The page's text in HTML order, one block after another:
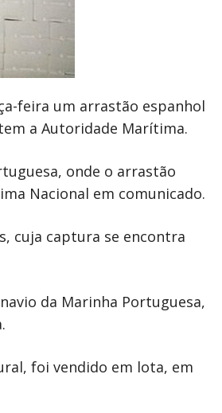
feira um arrastão espanhol
a Autoridade Marítima.
onde o arrastão
Nacional em comunicado.
cuja captura se encontra
da Marinha Portuguesa,
foi vendido em lota, em